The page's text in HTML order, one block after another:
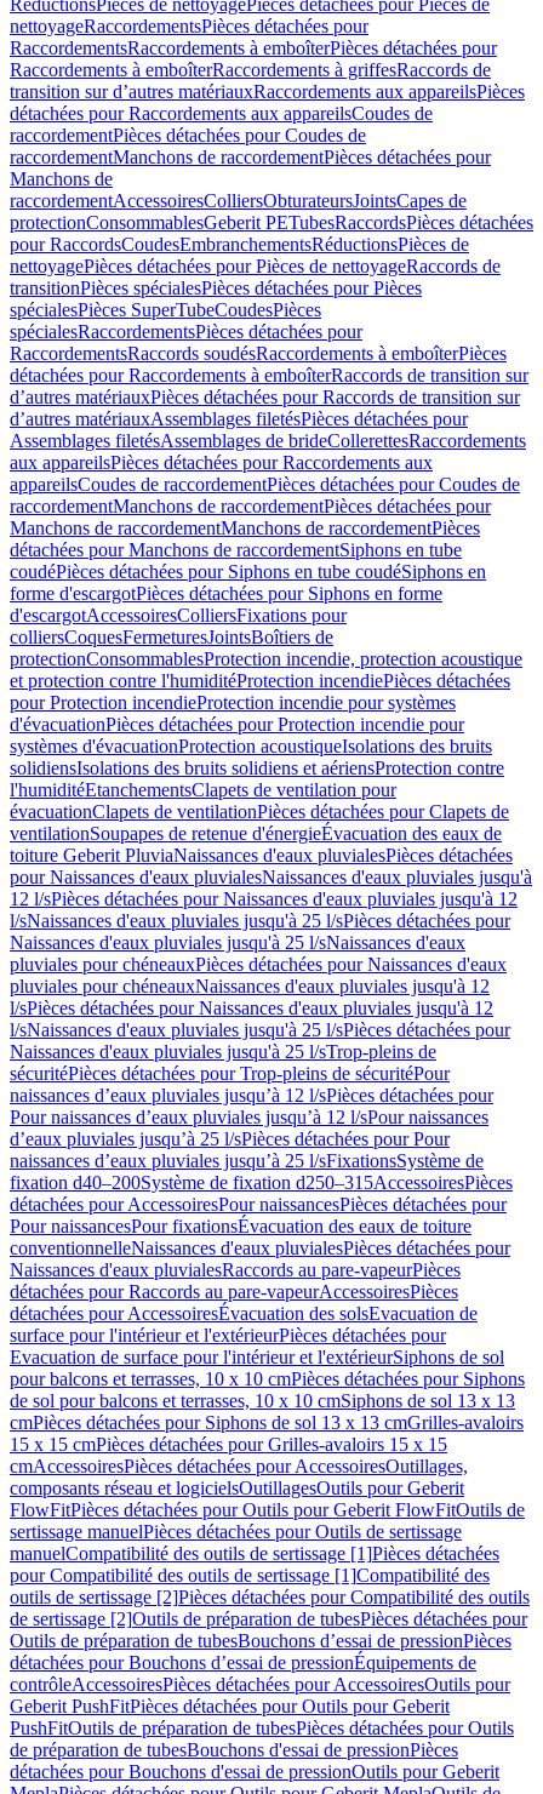
RéductionsPièces de nettoyagePièces détachées pour Pièces de
nettoyageRaccordementsPièces détachées pour
RaccordementsRaccordements à emboîterPièces détachées pour
Raccordements à emboîterRaccordements à griffesRaccords de
transition sur d’autres matériauxRaccordements aux appareilsPièces
détachées pour Raccordements aux appareilsCoudes de
raccordementPièces détachées pour Coudes de
raccordementManchons de raccordementPièces détachées pour
Manchons de
raccordementAccessoiresColliersObturateursJointsCapes de
protectionConsommablesGeberit PETubesRaccordsPièces détachées
pour RaccordsCoudesEmbranchementsRéductionsPièces de
nettoyagePièces détachées pour Pièces de nettoyageRaccords de
transitionPièces spécialesPièces détachées pour Pièces
spécialesPièces SuperTubeCoudesPièces
spécialesRaccordementsPièces détachées pour
RaccordementsRaccords soudésRaccordements à emboîterPièces
détachées pour Raccordements à emboîterRaccords de transition sur
d’autres matériauxPièces détachées pour Raccords de transition sur
d’autres matériauxAssemblages filetésPièces détachées pour
Assemblages filetésAssemblages de brideCollerettesRaccordements
aux appareilsPièces détachées pour Raccordements aux
appareilsCoudes de raccordementPièces détachées pour Coudes de
raccordementManchons de raccordementPièces détachées pour
Manchons de raccordementManchons de raccordementPièces
détachées pour Manchons de raccordementSiphons en tube
coudéPièces détachées pour Siphons en tube coudéSiphons en
forme d'escargotPièces détachées pour Siphons en forme
d'escargotAccessoiresColliersFixations pour
colliersCoquesFermeturesJointsBoîtiers de
protectionConsommablesProtection incendie, protection acoustique
et protection contre l'humiditéProtection incendiePièces détachées
pour Protection incendieProtection incendie pour systèmes
d'évacuationPièces détachées pour Protection incendie pour
systèmes d'évacuationProtection acoustiqueIsolations des bruits
solidiensIsolations des bruits solidiens et aériensProtection contre
l'humiditéEtanchementsClapets de ventilation pour
évacuationClapets de ventilationPièces détachées pour Clapets de
ventilationSoupapes de retenue d'énergieÉvacuation des eaux de
toiture Geberit PluviaNaissances d'eaux pluvialesPièces détachées
pour Naissances d'eaux pluvialesNaissances d'eaux pluviales jusqu'à
12 l/sPièces détachées pour Naissances d'eaux pluviales jusqu'à 12
l/sNaissances d'eaux pluviales jusqu'à 25 l/sPièces détachées pour
Naissances d'eaux pluviales jusqu'à 25 l/sNaissances d'eaux
pluviales pour chéneauxPièces détachées pour Naissances d'eaux
pluviales pour chéneauxNaissances d'eaux pluviales jusqu'à 12
l/sPièces détachées pour Naissances d'eaux pluviales jusqu'à 12
l/sNaissances d'eaux pluviales jusqu'à 25 l/sPièces détachées pour
Naissances d'eaux pluviales jusqu'à 25 l/sTrop-pleins de
sécuritéPièces détachées pour Trop-pleins de sécuritéPour
naissances d’eaux pluviales jusqu’à 12 l/sPièces détachées pour
Pour naissances d’eaux pluviales jusqu’à 12 l/sPour naissances
d’eaux pluviales jusqu’à 25 l/sPièces détachées pour Pour
naissances d’eaux pluviales jusqu’à 25 l/sFixationsSystème de
fixation d40–200Système de fixation d250–315AccessoiresPièces
détachées pour AccessoiresPour naissancesPièces détachées pour
Pour naissancesPour fixationsÉvacuation des eaux de toiture
conventionnelleNaissances d'eaux pluvialesPièces détachées pour
Naissances d'eaux pluvialesRaccords au pare-vapeurPièces
détachées pour Raccords au pare-vapeurAccessoiresPièces
détachées pour AccessoiresÉvacuation des solsEvacuation de
surface pour l'intérieur et l'extérieurPièces détachées pour
Evacuation de surface pour l'intérieur et l'extérieurSiphons de sol
pour balcons et terrasses, 10 x 10 cmPièces détachées pour Siphons
de sol pour balcons et terrasses, 10 x 10 cmSiphons de sol 13 x 13
cmPièces détachées pour Siphons de sol 13 x 13 cmGrilles-avaloirs
15 x 15 cmPièces détachées pour Grilles-avaloirs 15 x 15
cmAccessoiresPièces détachées pour AccessoiresOutillages,
composants réseau et logicielsOutillagesOutils pour Geberit
FlowFitPièces détachées pour Outils pour Geberit FlowFitOutils de
sertissage manuelPièces détachées pour Outils de sertissage
manuelCompatibilité des outils de sertissage [1]Pièces détachées
pour Compatibilité des outils de sertissage [1]Compatibilité des
outils de sertissage [2]Pièces détachées pour Compatibilité des outils
de sertissage [2]Outils de préparation de tubesPièces détachées pour
Outils de préparation de tubesBouchons d’essai de pressionPièces
détachées pour Bouchons d’essai de pressionÉquipements de
contrôleAccessoiresPièces détachées pour AccessoiresOutils pour
Geberit PushFitPièces détachées pour Outils pour Geberit
PushFitOutils de préparation de tubesPièces détachées pour Outils
de préparation de tubesBouchons d'essai de pressionPièces
détachées pour Bouchons d'essai de pressionOutils pour Geberit